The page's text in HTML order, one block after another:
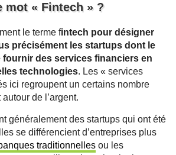
mot « Fintech » ?
le terme fintech pour désigner
précisément les startups dont le
fournir des services financiers en
technologies. Les « services
ici regroupent un certains nombre
de l’argent.
généralement des startups qui ont été
se différencient d’entreprises plus
traditionnelles ou les